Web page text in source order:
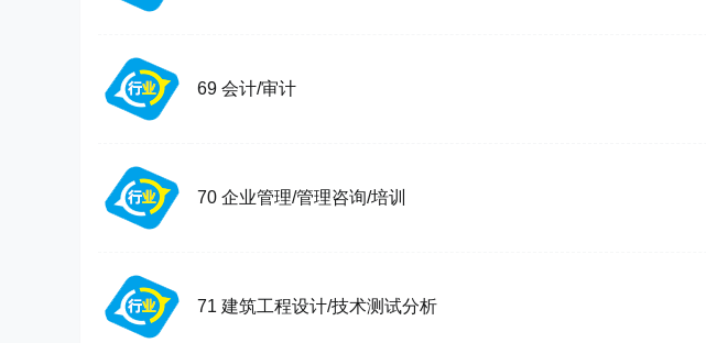
69 会计/审计
70 企业管理/管理咨询/培训
71 建筑工程设计/技术测试分析